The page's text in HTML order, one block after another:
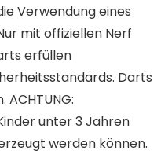
Verwendung eines
mit offiziellen Nerf
erfüllen
Darts
Kinder unter 3 Jahren
werden können.